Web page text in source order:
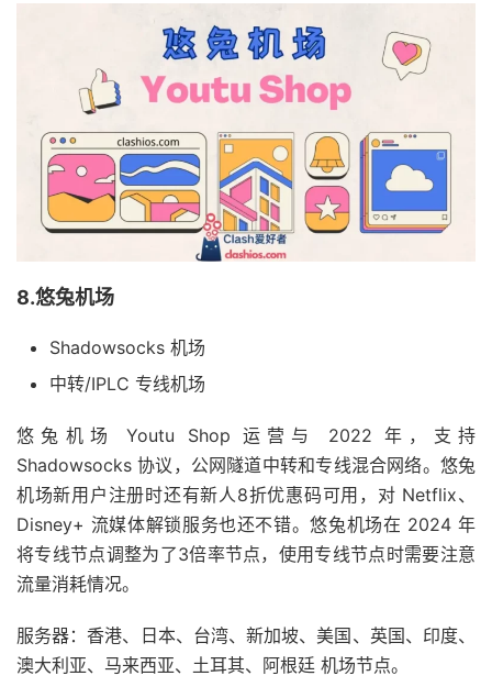
8.悠兔机场
Shadowsocks 机场
中转/IPLC 专线机场
悠兔机场 Youtu Shop 运营与 2022 年，支持
Shadowsocks 协议，公网隧道中转和专线混合网络。悠兔
机场新用户注册时还有新人8折优惠码可用，对 Netflix、
Disney+ 流媒体解锁服务也还不错。悠兔机场在 2024 年
将专线节点调整为了3倍率节点，使用专线节点时需要注意
流量消耗情况。
服务器：香港、日本、台湾、新加坡、美国、英国、印度、
澳大利亚、马来西亚、土耳其、阿根廷 机场节点。